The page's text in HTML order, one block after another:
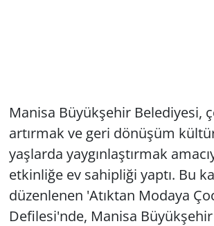
Manisa Büyükşehir Belediyesi,
artırmak ve geri dönüşüm
yaşlarda yaygınlaştırmak
etkinliğe ev sahipliği yaptı. Bu
düzenlenen 'Atıktan Modaya
Defilesi'nde, Manisa